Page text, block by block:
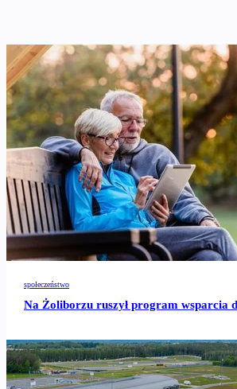
społeczeństwo
Na Żoliborzu ruszył program wsparcia